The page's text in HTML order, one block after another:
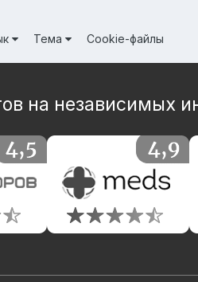
Тема Cookie-файлы
на независимых